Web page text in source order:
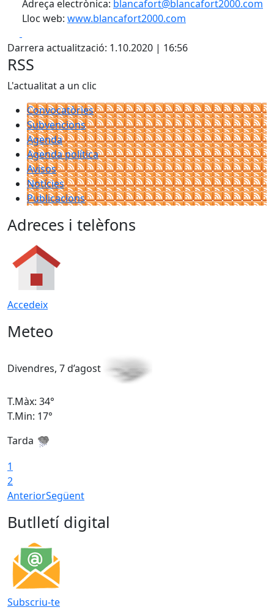
Adreça electrònica: blancafort@blancafort2000.com
Lloc web: www.blancafort2000.com
Darrera actualització: 1.10.2020 | 16:56
RSS
L'actualitat a un clic
Convocatòries
Subvencions
Agenda
Agenda política
Avisos
Notícies
Publicacions
Adreces i telèfons
Accedeix
Meteo
Divendres, 7 d’agost
T.Màx: 34°
T.Min: 17°
Tarda
1
2
AnteriorSegüent
Butlletí digital
Subscriu-te